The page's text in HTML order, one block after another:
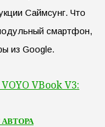
Саймсунг. Что
смартфон,
из Google.
VBook V3: